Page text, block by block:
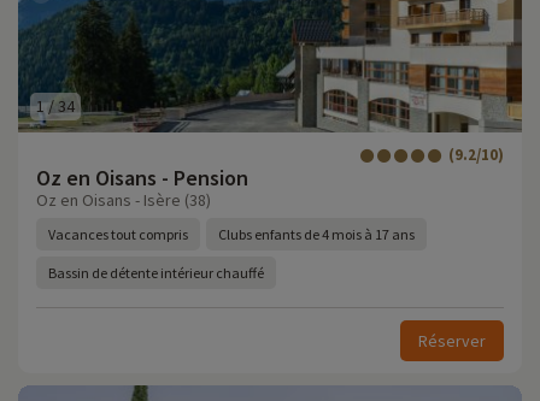
1/34
Oz en Oisans - Pension
(9.2/10)
Oz en Oisans - Isère (38)
Vacances tout compris Clubs enfants de 4 mois à 17 ans
Bassin de détente intérieur chauffé
Réserver